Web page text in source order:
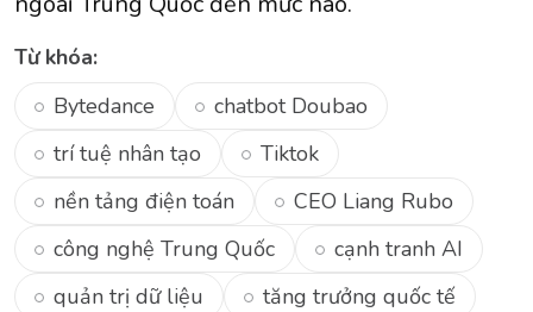
Từ khóa:
Bytedance
chatbot Doubao
trí tuệ nhân tạo
Tiktok
nền tảng điện toán
CEO Liang Rubo
công nghệ Trung Quốc
cạnh tranh AI
quản trị dữ liệu
tăng trưởng quốc tế